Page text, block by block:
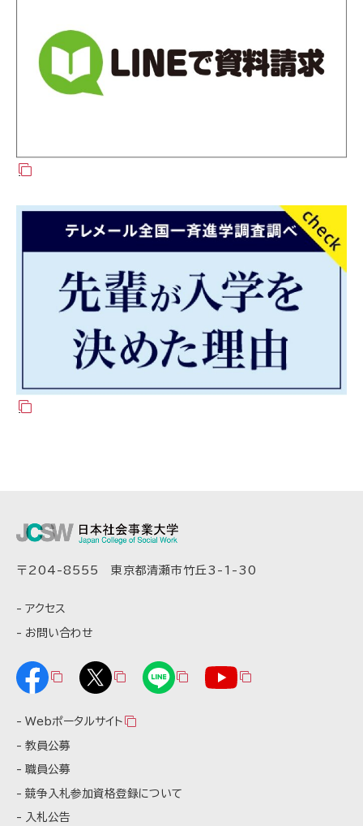
〒204-8555 東京都清瀬市竹丘3-1-30
アクセス
お問い合わせ
Webポータルサイト
教員公募
職員公募
競争入札参加資格登録について
入札公告